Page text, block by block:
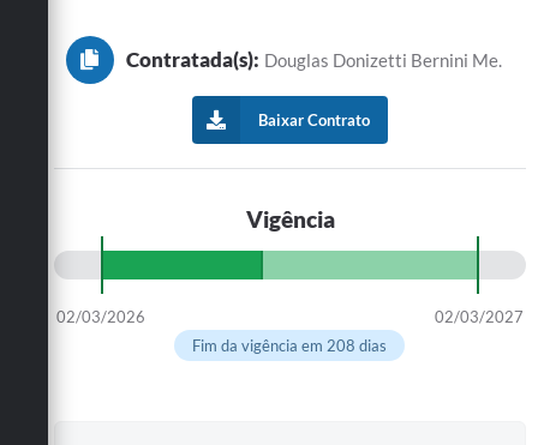
CONTATOS
Legislação
Contratada(s): Douglas Donizetti Bernini Me.
Baixar Contrato
Vigência
02/03/2026
02/03/2027
Fim da vigência em 208 dias